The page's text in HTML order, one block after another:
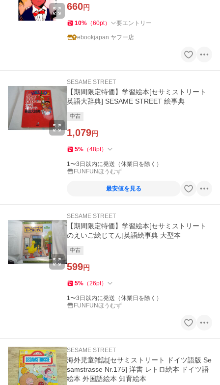
660円
10% （60pt） 要エントリー
ebookjapan ヤフー店
SESAME STREET
【期間限定特価】学習絵本[セサミストリート
英語大辞典] SESAME STREET 絵事典
中古
1,079円
5% （48pt）
1〜3日以内に発送（休業日を除く）
FUNFUNほうむず
最安値を見る
SESAME STREET
【期間限定特価】学習絵本[セサミストリート
のえいご絵じてん]英語絵事典 大型本
中古
599円
5% （26pt）
1〜3日以内に発送（休業日を除く）
FUNFUNほうむず
SESAME STREET
海外児童雑誌[セサミストリート ドイツ語版 Se
samstrasse Nr.175] 洋書 レトロ絵本 ドイツ語
絵本 外国語絵本 知育絵本